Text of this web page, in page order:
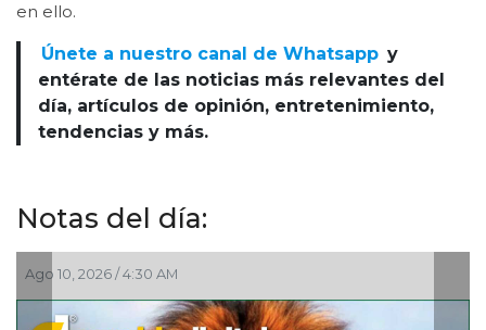
en ello.
Únete a nuestro canal de Whatsapp y
entérate de las noticias más relevantes del
día, artículos de opinión, entretenimiento,
tendencias y más.
Notas del día:
/ 4:30 AM